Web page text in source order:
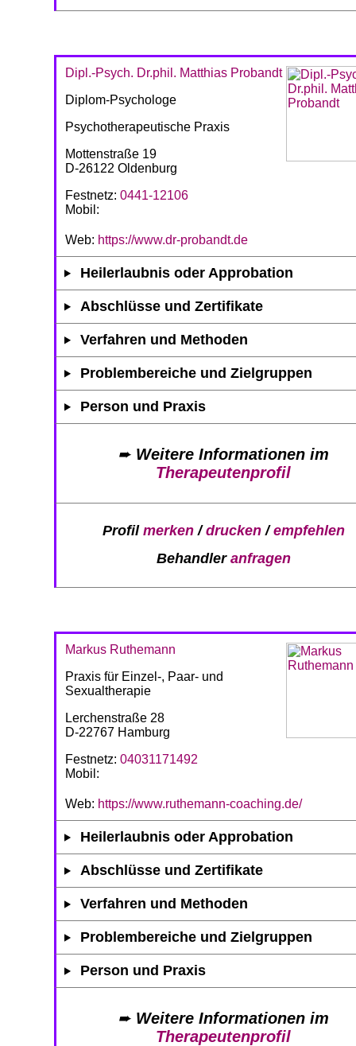
Dipl.-Psych. Dr.phil. Matthias Probandt
Diplom-Psychologe
Psychotherapeutische Praxis
Mottenstraße 19
D-26122 Oldenburg
Festnetz: 0441-12106
Mobil:
Web: https://www.dr-probandt.de
Heilerlaubnis oder Approbation
Abschlüsse und Zertifikate
Verfahren und Methoden
Problembereiche und Zielgruppen
Person und Praxis
➨ Weitere Informationen im
Therapeutenprofil
Profil merken/drucken/empfehlen
Behandler anfragen
Markus Ruthemann
Praxis für Einzel-, Paar- und
Sexualtherapie
Lerchenstraße 28
D-22767 Hamburg
Festnetz: 04031171492
Mobil:
Web: https://www.ruthemann-coaching.de/
Heilerlaubnis oder Approbation
Abschlüsse und Zertifikate
Verfahren und Methoden
Problembereiche und Zielgruppen
Person und Praxis
➨ Weitere Informationen im
Therapeutenprofil